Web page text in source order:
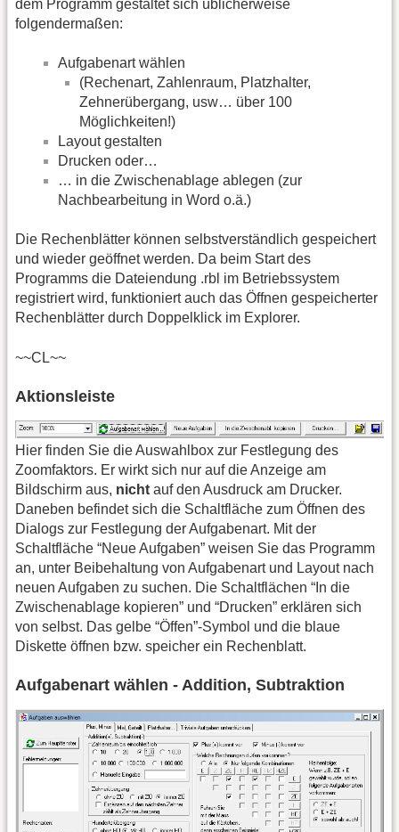
dem Programm gestaltet sich üblicherweise
folgendermaßen:
Aufgabenart wählen
(Rechenart, Zahlenraum, Platzhalter,
Zehnerübergang, usw… über 100
Möglichkeiten!)
Layout gestalten
Drucken oder…
… in die Zwischenablage ablegen (zur
Nachbearbeitung in Word o.ä.)
Die Rechenblätter können selbstverständlich gespeichert
und wieder geöffnet werden. Da beim Start des
Programms die Dateiendung .rbl im Betriebssystem
registriert wird, funktioniert auch das Öffnen gespeicherter
Rechenblätter durch Doppelklick im Explorer.
~~CL~~
Aktionsleiste
Hier finden Sie die Auswahlbox zur Festlegung des
Zoomfaktors. Er wirkt sich nur auf die Anzeige am
Bildschirm aus, nicht auf den Ausdruck am Drucker.
Daneben befindet sich die Schaltfläche zum Öffnen des
Dialogs zur Festlegung der Aufgabenart. Mit der
Schaltfläche “Neue Aufgaben” weisen Sie das Programm
an, unter Beibehaltung von Aufgabenart und Layout nach
neuen Aufgaben zu suchen. Die Schaltflächen “In die
Zwischenablage kopieren” und “Drucken” erklären sich
von selbst. Das gelbe “Öffen”-Symbol und die blaue
Diskette öffnen bzw. speicher ein Rechenblatt.
Aufgabenart wählen - Addition, Subtraktion